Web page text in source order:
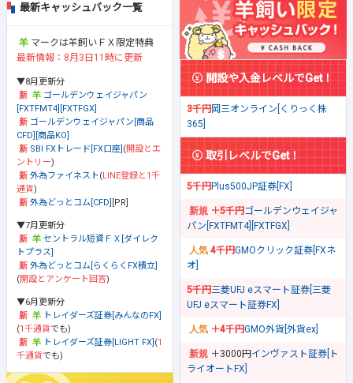
最新キャッシュバック一覧
マークは羊飼いＦＸ限定特典
最新情報：8月3日11時に更新
▼8月更新分
ゴールデンウェイジャパン
[FXTFMT4][FXTFGX]
ゴールデンウェイジャパン[商品
CFD][商品KO]
SBI FXトレード[FX口座] (開設とエ
ントリー)
外為ファイネスト(LINE登録と1千
通貨)
外為どっとコム[CFD] [PR]
▼7月更新分
セントラル短資ＦＸ[ダイレク
トプラス]
外為どっとコム[らくらくFX積立]
(開設とアンケート回答)
▼6月更新分
トレイダーズ証券[みんなのFX]
(1千通貨でも)
トレイダーズ証券[LIGHT FX] (1
千通貨でも)
開設や入金レベルでGet！
3千円岡三オンライン[くりっく株
365]
取引レベルでGet！
5千円Plus500JP証券[FX]
＋5千円ゴールデンウェイジャ
パン[FXTFMT4][FXTFGX]
4千円GMOクリック証券[FXネ
オ]
5千円三菱UFJ eスマート証券[三菱
UFJ eスマート証券FX]
＋4千円GMO外貨[外貨ex]
＋3000円 インヴァスト証券[ト
ライオートFX]